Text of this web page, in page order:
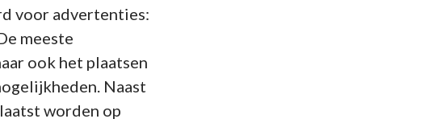
voor advertenties:
meeste
ook het plaatsen
Naast
worden op